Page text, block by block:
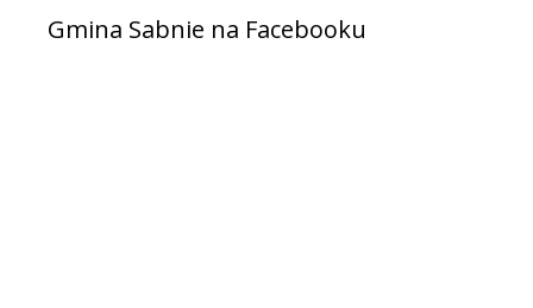
Gmina Sabnie na Facebooku